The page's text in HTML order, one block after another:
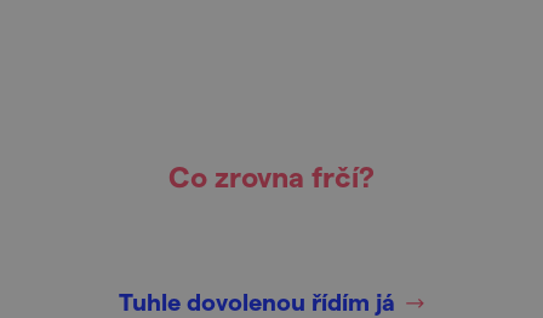
Co zrovna frčí?
Tuhle dovolenou řídím já